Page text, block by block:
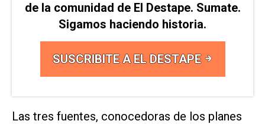
de la comunidad de El Destape. Sumate.
Sigamos haciendo historia.
SUSCRIBITE A EL DESTAPE
Las tres ⁠fuentes, conocedoras de los planes